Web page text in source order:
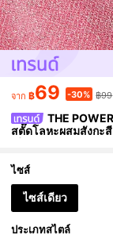
จาก ฿69 -30% ฿99
THE
สตั๊ดโลหะผสมสังกะ
ไซส์
ไซส์เดียว
ประเภทสไตล์